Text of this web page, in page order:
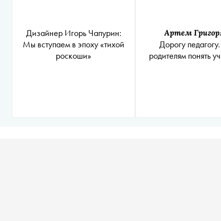
Дизайнер Игорь Чапурин:
Мы вступаем в эпоху «тихой
роскоши»
Артем
Дорогу
родителям понять